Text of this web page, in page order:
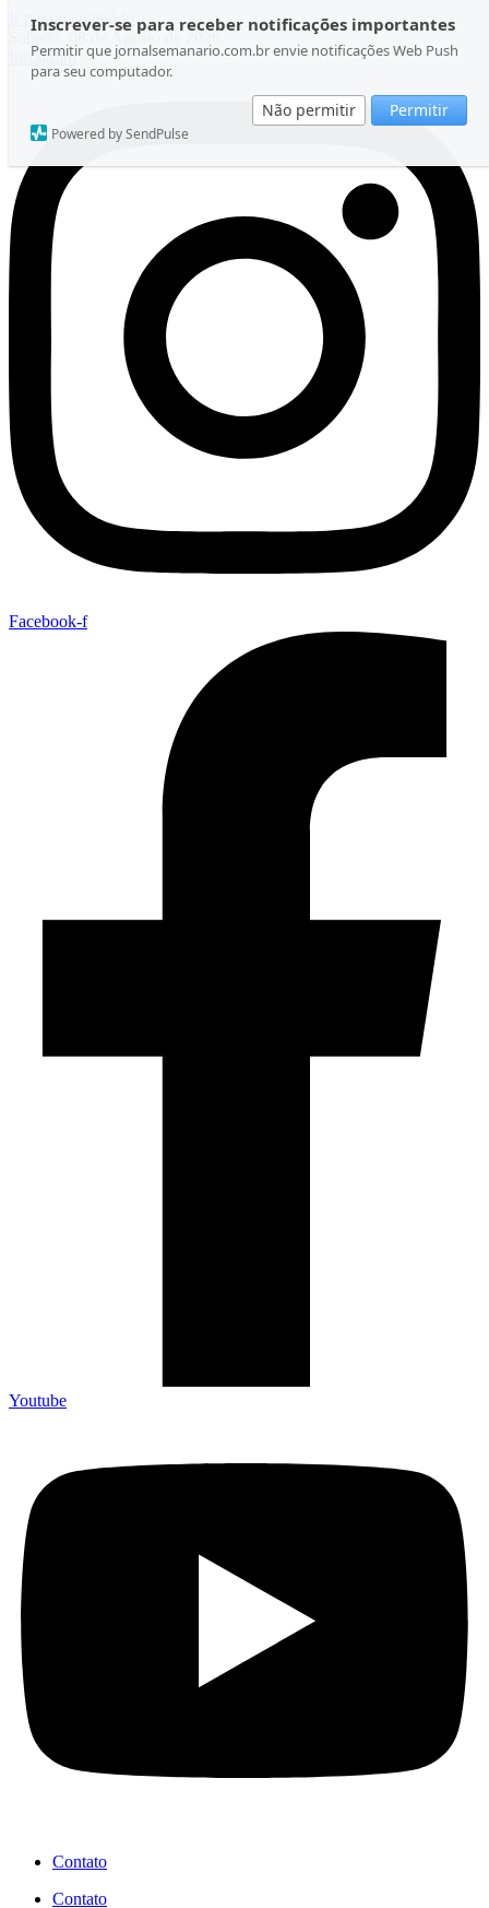
Inscrever-se para receber notificações importantes
Permitir que jornalsemanario.com.br envie notificações Web Push
para seu computador.
Não permitir Permitir
Powered by SendPulse
Ir para o conteúdo
Sábado, 08 de Agosto de 2026
Instagram
Facebook-f
Youtube
Contato
Contato